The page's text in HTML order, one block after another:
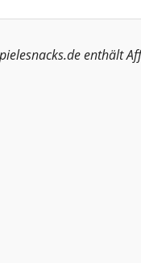
enthält